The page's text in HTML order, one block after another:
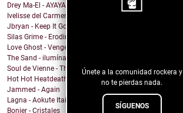
Únete a la comunidad rockera y
no te pierdas nada.
SÍGUENOS
Drey Ma-El - AYAYAI
Ivelisse del Carmen - Mi Sangre Baila
Jbryan - Keep It Going
Silas Grime - Eroding Grace
Love Ghost - Vengeance
The Sand - ilumíname
Soul de Vienne - That Was Insane
Hot Hot Heatdeath - no respawns
Jammed - Again
Lagna - Aokute Itai
Bonier - Cristales